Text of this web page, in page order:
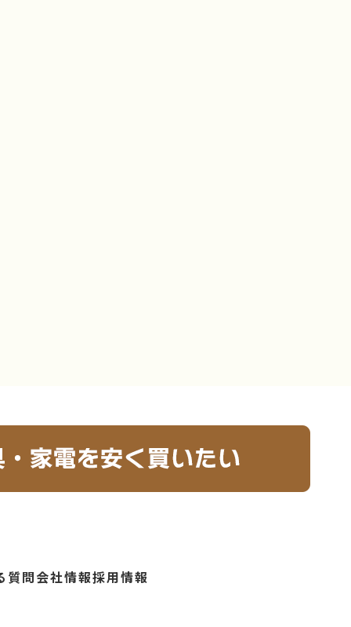
質問会社情報採用情報